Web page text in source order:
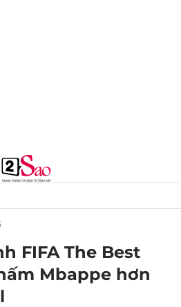
FIFA The Best
Mbappe hơn